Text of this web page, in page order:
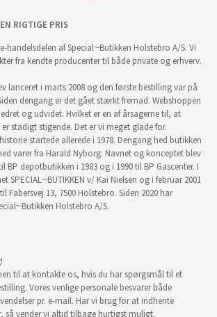
RIGTIGE PRIS
handelsdelen af Special~Butikken Holstebro A/S. Vi
fra kendte producenter til både private og erhverv.
lanceret i marts 2008 og den første bestilling var på
dengang er det gået stærkt fremad. Webshoppen
og udvidet. Hvilket er en af årsagerne til, at
stadigt stigende. Det er vi meget glade for.
historie startede allerede i 1978. Dengang hed butikken
varer fra Harald Nyborg. Navnet og konceptet blev
BP depotbutikken i 1983 og i 1990 til BP Gascenter. I
SPECIAL~BUTIKKEN v/ Kai Nielsen og i februar 2001
Fabersvej 13, 7500 Holstebro. Siden 2020 har
Holstebro A/S.
til at kontakte os, hvis du har spørgsmål til et
Vores venlige personale besvarer både
pr. e-mail. Har vi brug for at indhente
så vender vi altid tilbage hurtigst muligt.